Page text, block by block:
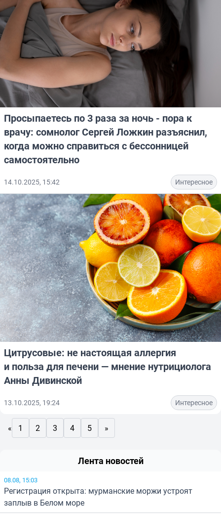
Лента новостей
08.08, 15:03
Регистрация открыта: мурманские моржи устроят
заплыв в Белом море
Просыпаетесь по 3 раза за ночь - пора к
врачу: сомнолог Сергей Ложкин разъяснил,
когда можно справиться с бессонницей
самостоятельно
14.10.2025, 15:42 Интересное
Цитрусовые: не настоящая аллергия
и польза для печени — мнение нутрициолога
Анны Дивинской
13.10.2025, 19:24 Интересное
« 1 2 3 4 5 »